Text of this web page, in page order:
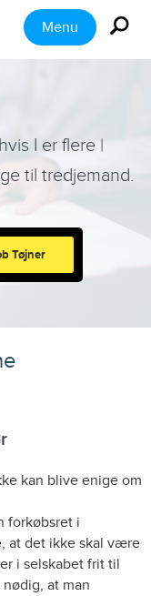
Menu
I er flere |
til tredjemand.
Tøjner
kan blive enige om
forkøbsret i
at det ikke skal være
i selskabet frit til
at man